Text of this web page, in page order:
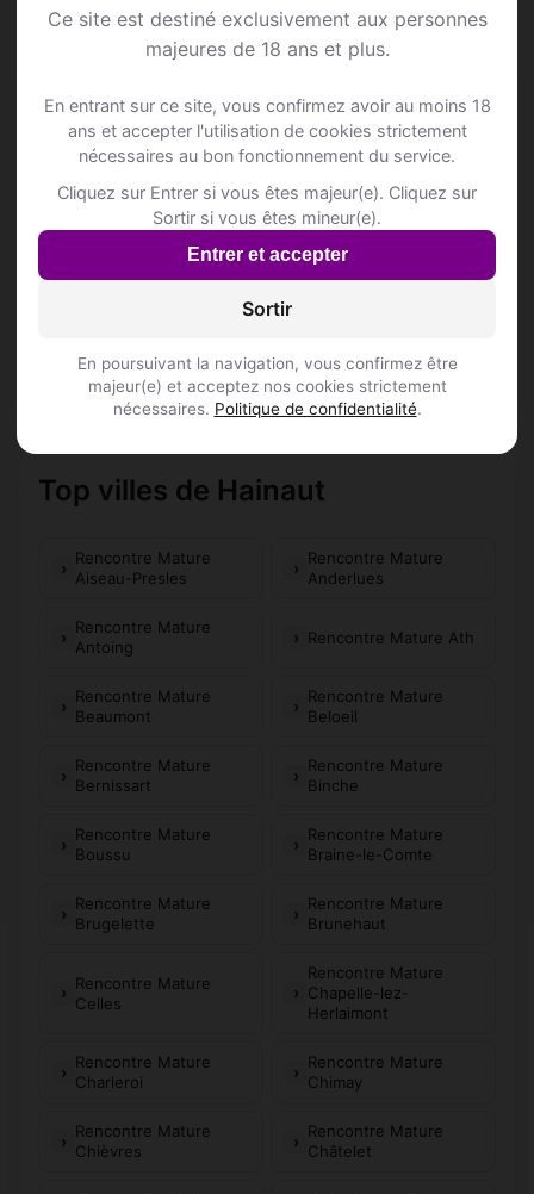
Ce site est destiné exclusivement aux personnes
majeures de 18 ans et plus.
En entrant sur ce site, vous confirmez avoir au moins 18
ans et accepter l'utilisation de cookies strictement
nécessaires au bon fonctionnement du service.
Cliquez sur Entrer si vous êtes majeur(e). Cliquez sur
Sortir si vous êtes mineur(e).
Entrer et accepter
Sortir
En poursuivant la navigation, vous confirmez être
majeur(e) et acceptez nos cookies strictement
nécessaires. Politique de confidentialité.
HOTEL INFOTEL
Rue Emile Dooms 9
📍 Restaurantss 5
Top villes de Hainaut
Rencontre Mature
Aiseau-Presles
Rencontre Mature
Anderlues
Rencontre Mature
Antoing
Rencontre Mature Ath
Rencontre Mature
Beaumont
Rencontre Mature
Beloeil
Rencontre Mature
Bernissart
Rencontre Mature
Binche
Rencontre Mature
Boussu
Rencontre Mature
Braine-le-Comte
Rencontre Mature
Brugelette
Rencontre Mature
Brunehaut
Rencontre Mature
Celles
Rencontre Mature
Chapelle-lez-
Herlaimont
Rencontre Mature
Charleroi
Rencontre Mature
Chimay
Rencontre Mature
Chièvres
Rencontre Mature
Châtelet